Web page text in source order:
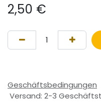
2,50 €
Geschäftsbedingungen
Versand: 2-3